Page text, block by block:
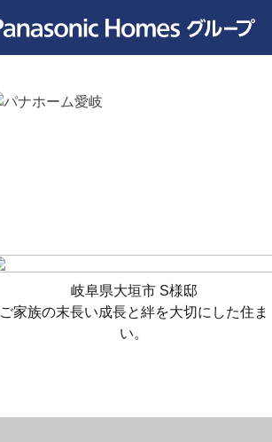
岐阜県大垣市 S様邸
ご家族の末長い成長と絆を大切にした住ま
い。